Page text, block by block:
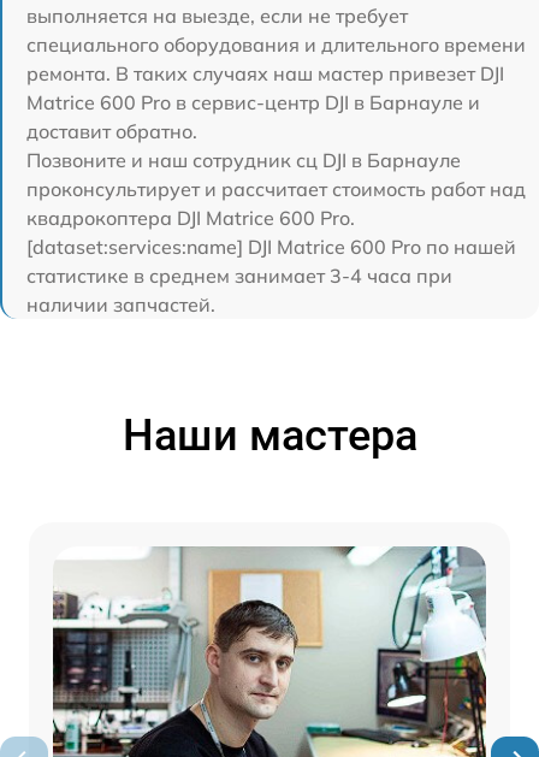
выполняется на выезде, если не требует
специального оборудования и длительного времени
ремонта. В таких случаях наш мастер привезет DJI
Matrice 600 Pro в сервис-центр DJI в Барнауле и
доставит обратно.
Позвоните и наш сотрудник сц DJI в Барнауле
проконсультирует и рассчитает стоимость работ над
квадрокоптера DJI Matrice 600 Pro.
[dataset:services:name] DJI Matrice 600 Pro по нашей
статистике в среднем занимает 3-4 часа при
наличии запчастей.
Наши мастера